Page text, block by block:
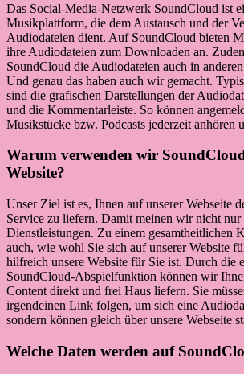
Das Social-Media-Netzwerk SoundCloud ist
Musikplattform, die dem Austausch und der
Audiodateien dient. Auf SoundCloud bieten
ihre Audiodateien zum Downloaden an.
SoundCloud die Audiodateien auch in
Und genau das haben auch wir gemacht.
sind die grafischen Darstellungen der
und die Kommentarleiste. So können
Musikstücke bzw. Podcasts jederzeit anhören
Warum verwenden wir
Website?
Unser Ziel ist es, Ihnen auf unserer Webseite
Service zu liefern. Damit meinen wir nicht nur
Dienstleistungen. Zu einem gesamtheitlichen
auch, wie wohl Sie sich auf unserer Website
hilfreich unsere Website für Sie ist. Durch die
SoundCloud-Abspielfunktion können wir
Content direkt und frei Haus liefern. Sie
irgendeinen Link folgen, um sich eine
sondern können gleich über unsere Webseite
Welche Daten werden auf